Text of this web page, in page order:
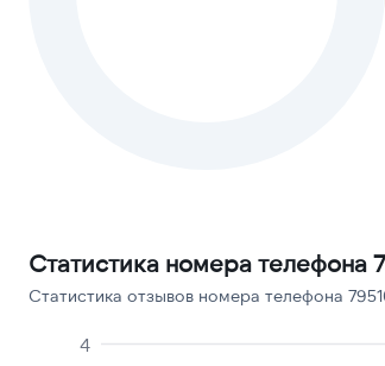
Статистика номера телефона
Статистика отзывов номера телефона
4